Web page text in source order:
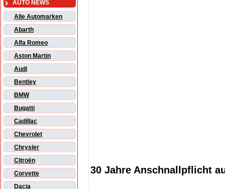
AUTO NEWS
Alle Automarken
Abarth
Alfa Romeo
Aston Martin
Audi
Bentley
BMW
Bugatti
Cadillac
Chevrolet
Chrysler
Citroën
Corvette
Dacia
30 Jahre Anschnallpflicht